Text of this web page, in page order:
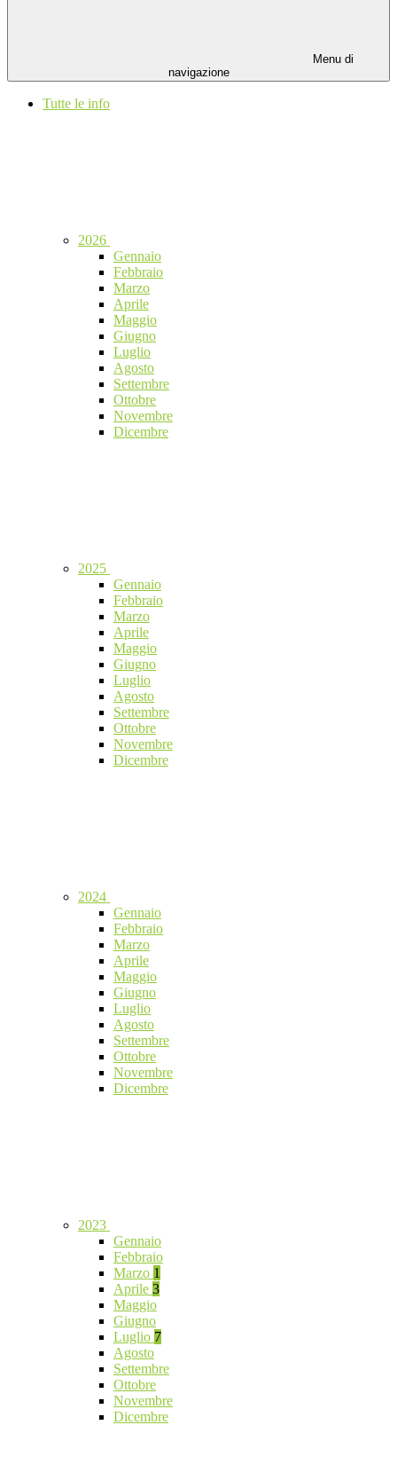
Menu di
navigazione
Tutte le info
2026
Gennaio
Febbraio
Marzo
Aprile
Maggio
Giugno
Luglio
Agosto
Settembre
Ottobre
Novembre
Dicembre
2025
Gennaio
Febbraio
Marzo
Aprile
Maggio
Giugno
Luglio
Agosto
Settembre
Ottobre
Novembre
Dicembre
2024
Gennaio
Febbraio
Marzo
Aprile
Maggio
Giugno
Luglio
Agosto
Settembre
Ottobre
Novembre
Dicembre
2023
Gennaio
Febbraio
Marzo 1
Aprile 3
Maggio
Giugno
Luglio 7
Agosto
Settembre
Ottobre
Novembre
Dicembre